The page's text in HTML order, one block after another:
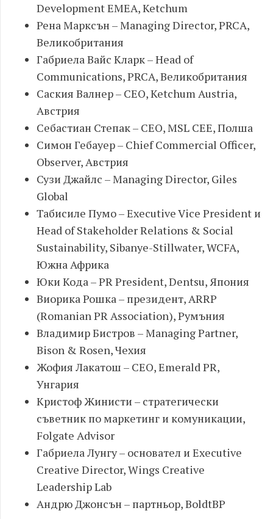
Development EMEA, Ketchum
Рена Марксън – Managing Director, PRCA,
Великобритания
Габриела Вайс Кларк – Head of
Communications, PRCA, Великобритания
Саския Валнер – CEO, Ketchum Austria,
Австрия
Себастиан Степак – CEO, MSL CEE, Полша
Симон Гебауер – Chief Commercial Officer,
Observer, Австрия
Сузи Джайлс – Managing Director, Giles
Global
Табисиле Пумо – Executive Vice President и
Head of Stakeholder Relations & Social
Sustainability, Sibanye-Stillwater, WCFA,
Южна Африка
Юки Кода – PR President, Dentsu, Япония
Виорика Рошка – президент, ARRP
(Romanian PR Association), Румъния
Владимир Бистров – Managing Partner,
Bison & Rosen, Чехия
Жофия Лакатош – CEO, Emerald PR,
Унгария
Кристоф Жинисти – стратегически
съветник по маркетинг и комуникации,
Folgate Advisor
Габриела Лунгу – основател и Executive
Creative Director, Wings Creative
Leadership Lab
Андрю Джонсън – партньор, BoldtBP